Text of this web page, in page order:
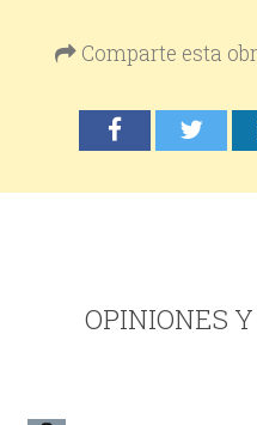
Comparte esta
OPINIONES